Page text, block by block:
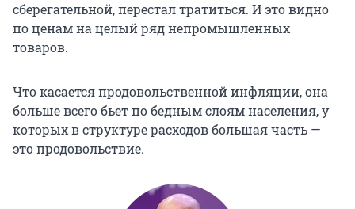
сберегательной, перестал тратиться. И это видно
по ценам на целый ряд непромышленных
товаров.
Что касается продовольственной инфляции, она
больше всего бьет по бедным слоям населения, у
которых в структуре расходов большая часть —
это продовольствие.